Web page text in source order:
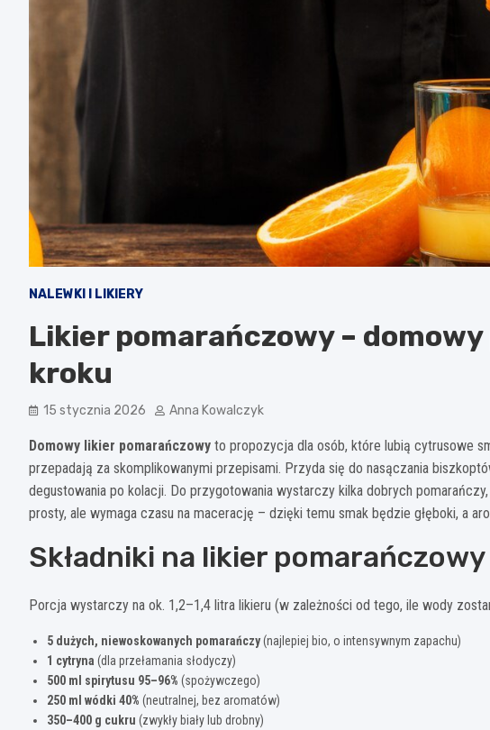
NALEWKI I LIKIERY
Likier pomarańczowy –
kroku
15 stycznia 2026 Anna Kowalczyk
Domowy likier pomarańczowy to propozycja dla osób, które lubią cytrusowe
przepadają za skomplikowanymi przepisami. Przyda się do nasączania
degustowania po kolacji. Do przygotowania wystarczy kilka dobrych
prosty, ale wymaga czasu na macerację – dzięki temu smak będzie głęboki, a
Składniki na likier pomarańczowy
Porcja wystarczy na ok. 1,2–1,4 litra likieru (w zależności od tego, ile wody
5 dużych, niewoskowanych pomarańczy(najlepiej bio, o intensywnym zapachu)
1 cytryna (dla przełamania słodyczy)
500 ml spirytusu 95–96% (spożywczego)
250 ml wódki 40% (neutralnej, bez aromatów)
350–400 g cukru (zwykły biały lub drobny)